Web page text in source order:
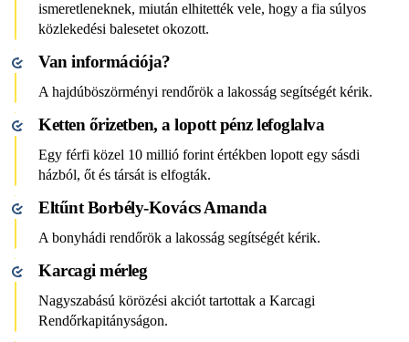
ismeretleneknek, miután elhitették vele, hogy a fia súlyos
közlekedési balesetet okozott.
Van információja?
A hajdúböszörményi rendőrök a lakosság segítségét kérik.
Ketten őrizetben, a lopott pénz lefoglalva
Egy férfi közel 10 millió forint értékben lopott egy sásdi
házból, őt és társát is elfogták.
Eltűnt Borbély-Kovács Amanda
A bonyhádi rendőrök a lakosság segítségét kérik.
Karcagi mérleg
Nagyszabású körözési akciót tartottak a Karcagi
Rendőrkapitányságon.